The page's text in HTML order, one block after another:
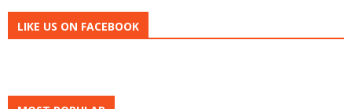
LIKE US ON FACEBOOK